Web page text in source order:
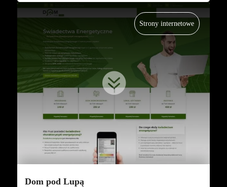
Strony internetowe

Dom pod Lupą